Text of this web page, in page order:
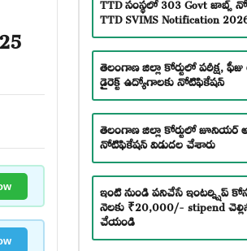
TTD SVIMS Notification
తెలంగాణ జిల్లా కోర్టులో పరీక్ష,
డైరెక్ట్ ఉద్యోగాలకు నోటిఫికేషన్
తెలంగాణ జిల్లా కోర్టులో జూనియర్
నోటిఫికేషన్ విడుదల చేశారు
ఇంటి నుండి పనిచేసే ఇంటర్న్షిప్
నెలకు ₹20,000/- stipend
చేయండి